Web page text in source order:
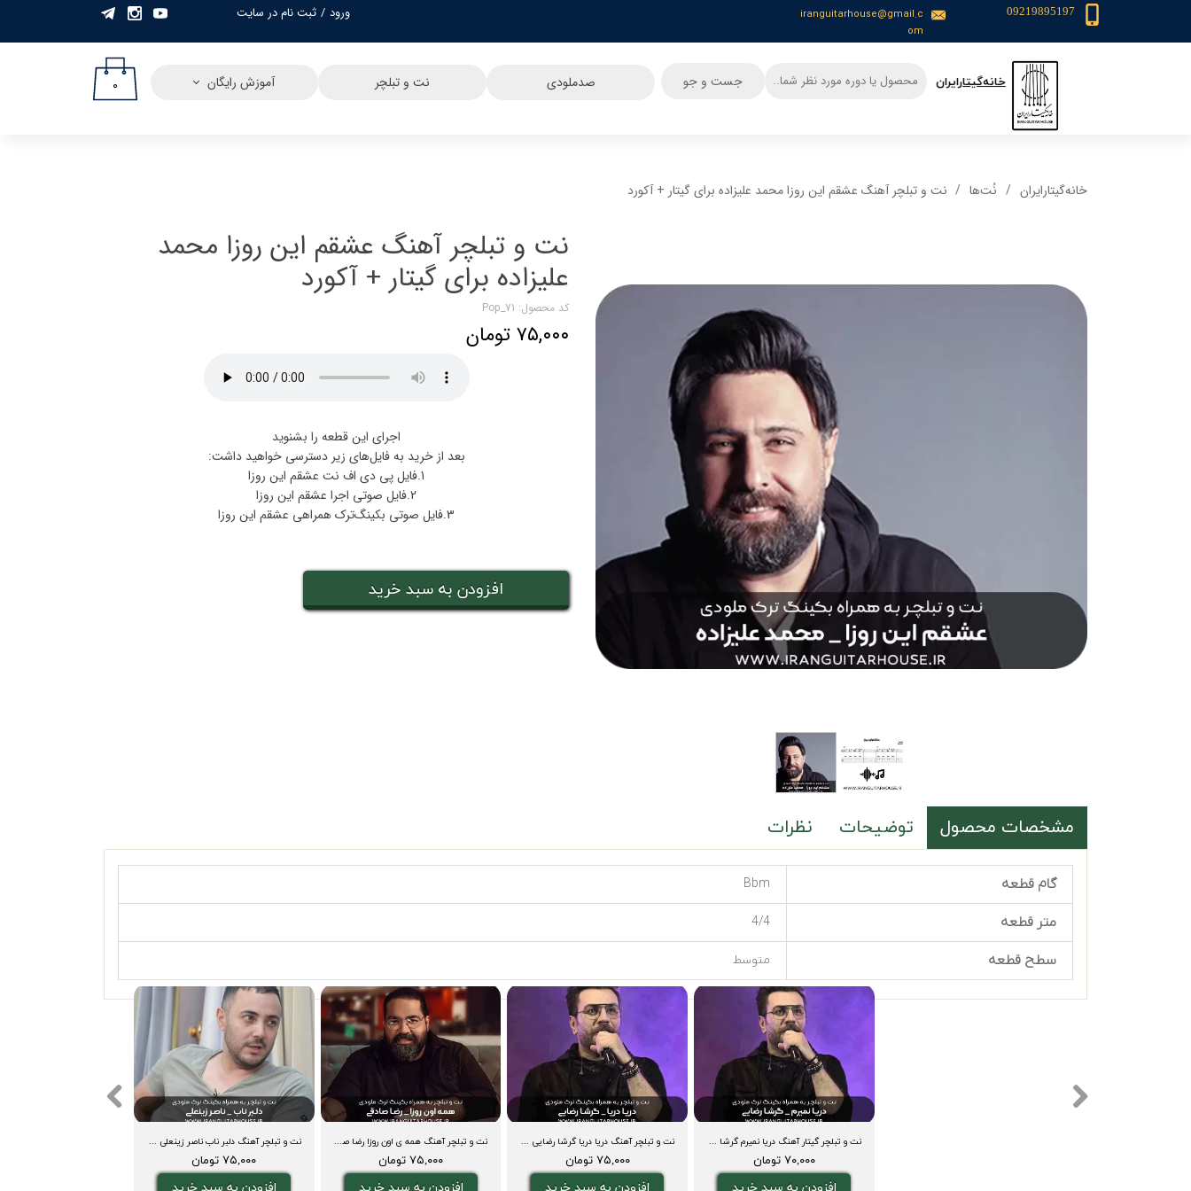
iranguitarhouse@gmail.c
om
ورود / ثبت نام در سایت
حساب کاربری من
09219895197
​خانه‌گیتار‌ایران صدملودی نت و تبلچر آموزش رایگان ۰ جست و جو
خانه‌گیتار‌ایران نُت‌ها نت و تبلچر آهنگ عشقم این روزا محمد علیزاده برای گیتار + آکورد
نت و تبلچر آهنگ عشقم این روزا محمد
علیزاده برای گیتار + آکورد
کد محصول: Pop_71
۷۵,۰۰۰ تومان
اجرای این قطعه را بشنوید
بعد از خرید به فایل‌های زیر دسترسی خواهید داشت:
1.فایل پی دی اف نت عشقم این روزا
2.فایل صوتی اجرا عشقم این روزا
3.فایل صوتی بکینگ‌ترک همراهی عشقم این روزا
افزودن به سبد خرید
مشخصات محصول توضیحات نظرات
گام قطعه Bbm
متر قطعه 4/4
سطح قطعه متوسط
نت و تبلچر آهنگ دلبر ناب ناصر زینعلی برای گیتار بکینگ ترک و آکورد
۷۵,۰۰۰ تومان
نت و تبلچر آهنگ همه ی اون روزا رضا صادقی برای گیتار + بکینگ ترک و آکورد
۷۵,۰۰۰ تومان
نت و تبلچر آهنگ دریا دریا گرشا رضایی برای گیتار+ آکورد و بکینگ ترک
۷۵,۰۰۰ تومان
نت و تبلچر گیتار آهنگ دریا نمیرم گرشا رضایی + بکینگ ترک و آورد
۷۰,۰۰۰ تومان